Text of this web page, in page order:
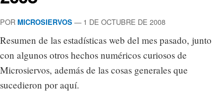
POR MICROSIERVOS — 1 DE OCTUBRE DE 2008
Resumen de las estadísticas web del mes pasado, junto
con algunos otros hechos numéricos curiosos de
Microsiervos, además de las cosas generales que
sucedieron por aquí.